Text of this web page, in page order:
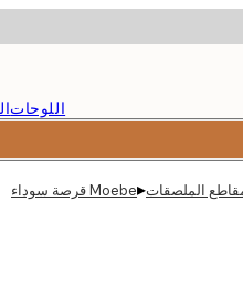
اللوحات
الملصقات▸Moebe قرصة سوداء